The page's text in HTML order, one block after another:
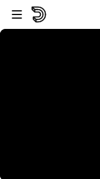
Oynatıcıya atla
Ana içeriğe atla